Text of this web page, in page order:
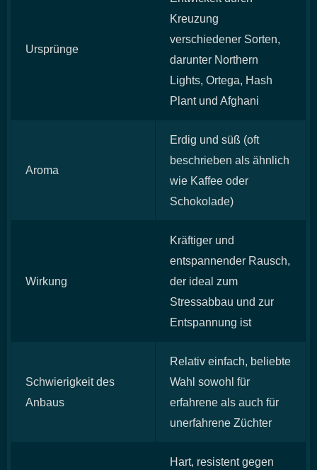
Ursprünge
Kreuzung
verschiedener Sorten,
darunter Northern
Lights, Ortega, Hash
Plant und Afghani
Aroma
Erdig und süß (oft
beschrieben als ähnlich
wie Kaffee oder
Schokolade)
Wirkung
Kräftiger und
entspannender Rausch,
der ideal zum
Stressabbau und zur
Entspannung ist
Schwierigkeit des
Anbaus
Relativ einfach, beliebte
Wahl sowohl für
erfahrene als auch für
unerfahrene Züchter
Hart, resistent gegen